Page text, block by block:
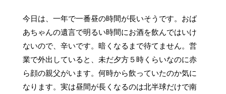
今日は、一年で一番昼の時間が長いそうです。おば
あちゃんの遺言で明るい時間にお酒を飲んではいけ
ないので、辛いです。暗くなるまで待てません。営
業で外出していると、未だ夕方５時くらいなのに赤
ら顔の親父がいます。何時から飲っていたのか気に
なります。実は昼間が長くなるのは北半球だけで南